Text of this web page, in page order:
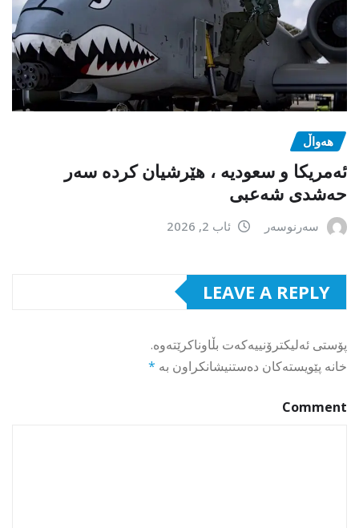
هەواڵ
ئەمریکا و سعودیە ، هێرشیان کردە سەر
حەشدی شەعبی
سەرنوسەر ئاب 2, 2026
LEAVE A REPLY
پۆستی ئەلیکترۆنییەکەت بڵاوناکرێتەوە.
خانە پێویستەکان دەستنیشانکراون بە *
Comment